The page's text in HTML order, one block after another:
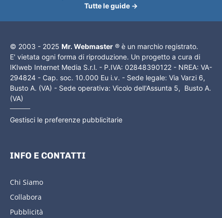
Tutte le guide →
© 2003 - 2025 Mr. Webmaster ® è un marchio registrato.
E' vietata ogni forma di riproduzione. Un progetto a cura di
IKIweb Internet Media S.r.l. - P.IVA: 02848390122 - NREA: VA-
294824 - Cap. soc. 10.000 Eu i.v. - Sede legale: Via Varzi 6,
Busto A. (VA) - Sede operativa: Vicolo dell'Assunta 5, Busto A.
(VA)
Gestisci le preferenze pubblicitarie
INFO E CONTATTI
Chi Siamo
Collabora
Pubblicità